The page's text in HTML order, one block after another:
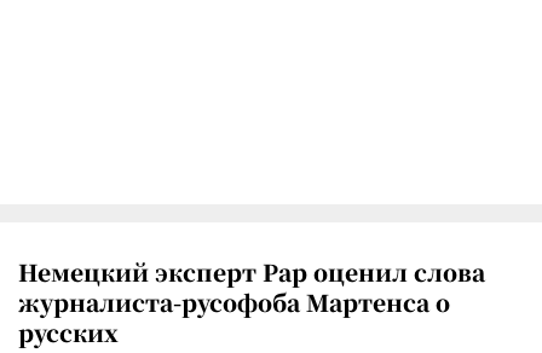
Немецкий эксперт Рар оценил слова
журналиста-русофоба Мартенса о
русских